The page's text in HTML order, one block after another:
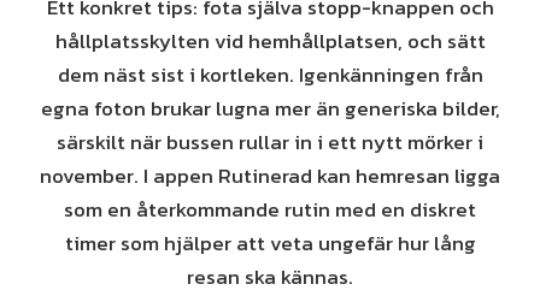
Ett konkret tips: fota själva stopp-knappen och
hållplatsskylten vid hemhållplatsen, och sätt
dem näst sist i kortleken. Igenkänningen från
egna foton brukar lugna mer än generiska bilder,
särskilt när bussen rullar in i ett nytt mörker i
november. I appen Rutinerad kan hemresan ligga
som en återkommande rutin med en diskret
timer som hjälper att veta ungefär hur lång
resan ska kännas.